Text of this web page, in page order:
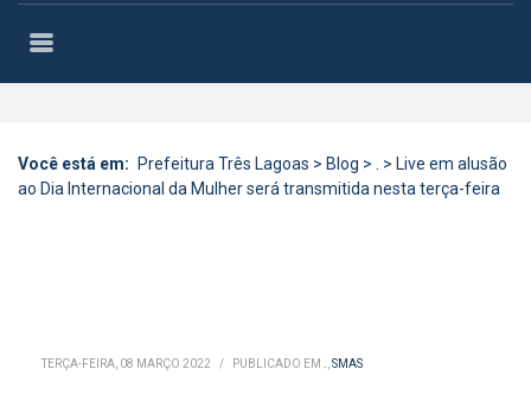
Você está em: Prefeitura Três Lagoas > Blog > . > Live em alusão
ao Dia Internacional da Mulher será transmitida nesta terça-feira
TERÇA-FEIRA, 08 MARÇO 2022 / PUBLICADO EM .,SMAS